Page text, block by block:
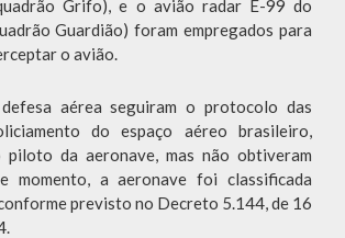
Grifo), e o avião radar E-99 do
Guardião) foram empregados para
o avião.
aérea seguiram o protocolo das
do espaço aéreo brasileiro,
da aeronave, mas não obtiveram
momento, a aeronave foi classificada
previsto no Decreto 5.144, de 16